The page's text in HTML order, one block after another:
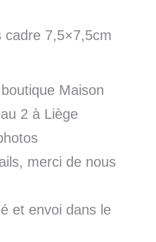
cadre 7,5×7,5cm
Maison
2 à Liège
merci de nous
et envoi dans le